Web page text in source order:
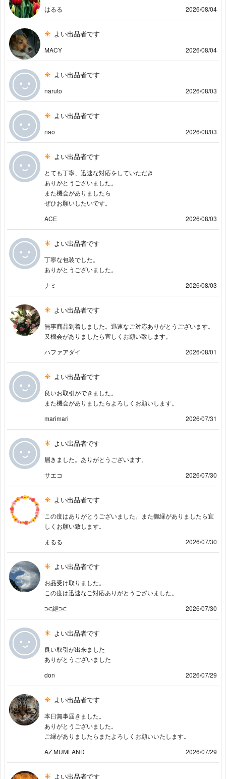
はるる 2026/08/04
よい出品者です
MACY 2026/08/04
よい出品者です
naruto 2026/08/03
よい出品者です
nao 2026/08/03
よい出品者です
とても丁寧、迅速な対応をしていただき
ありがとうございました。
また機会がありましたら
ぜひお願いしたいです。
ACE
2026/08/03
よい出品者です
丁寧な包装でした。
ありがとうございました。
ナミ
2026/08/03
よい出品者です
無事商品到着しました。迅速なご対応ありがとうございます。
又機会がありましたら宜しくお願い致します。
ハファアダイ
2026/08/01
よい出品者です
良いお取引ができました。
また機会がありましたらよろしくお願いします。
marimari
2026/07/31
よい出品者です
届きました。ありがとうございます。
サエコ
2026/07/30
よい出品者です
この度はありがとうございました。また御縁がありましたら宜
しくお願い致します。
まるる
2026/07/30
よい出品者です
お品受け取りました。
この度は迅速なご対応ありがとうございました。
⫘紲⫘
2026/07/30
よい出品者です
良い取引が出来ました
ありがとうございました
don
2026/07/29
よい出品者です
本日無事届きました。
ありがとうございました。
ご縁がありましたらまたよろしくお願いいたします。
AZ.MÙMLAND
2026/07/29
よい出品者です